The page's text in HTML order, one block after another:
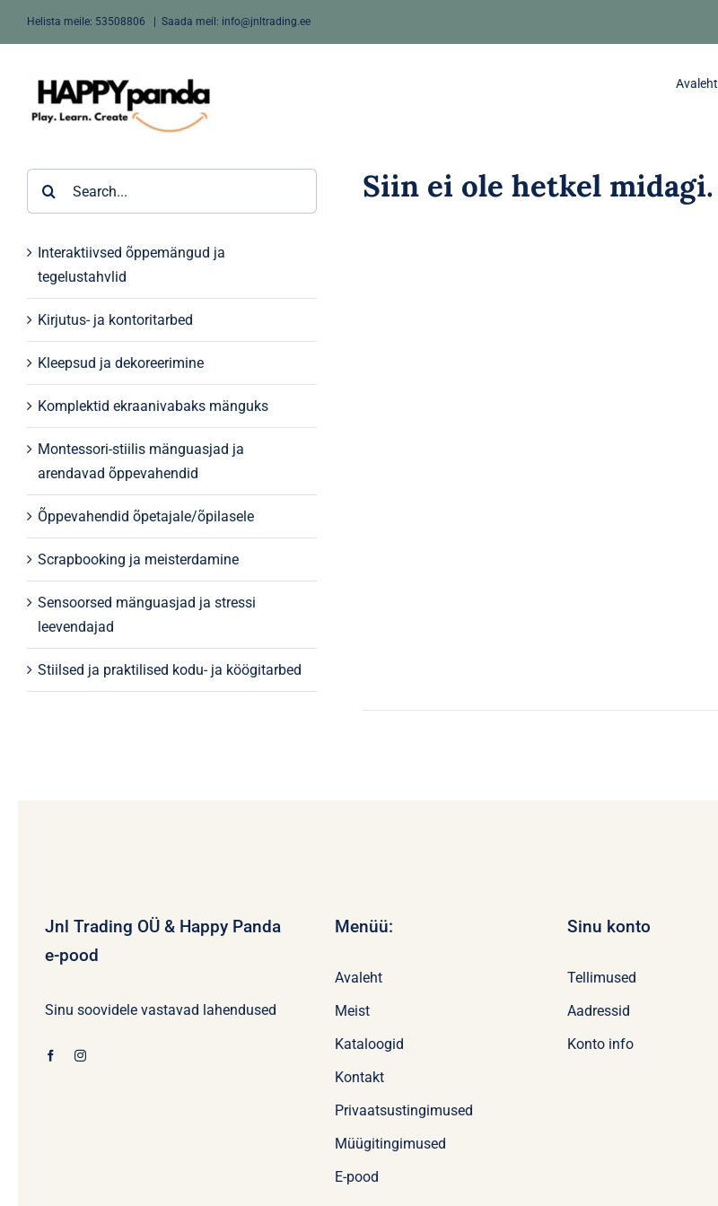
Helista meile: 53508806 Saada meil: info@jnltrading.ee
Avaleht
Interaktiivsed õppemängud ja
tegelustahvlid
Kirjutus- ja kontoritarbed
Kleepsud ja dekoreerimine
Komplektid ekraanivabaks mänguks
Montessori-stiilis mänguasjad ja
arendavad õppevahendid
Õppevahendid õpetajale/õpilasele
Scrapbooking ja meisterdamine
Sensoorsed mänguasjad ja stressi
leevendajad
Stiilsed ja praktilised kodu- ja köögitarbed
Siin ei ole hetkel midagi.
Jnl Trading OÜ & Happy Panda
e-pood
Sinu soovidele vastavad lahendused
Menüü:
Avaleht
Meist
Kataloogid
Kontakt
Privaatsustingimused
Müügitingimused
E-pood
Sinu konto
Tellimused
Aadressid
Konto info